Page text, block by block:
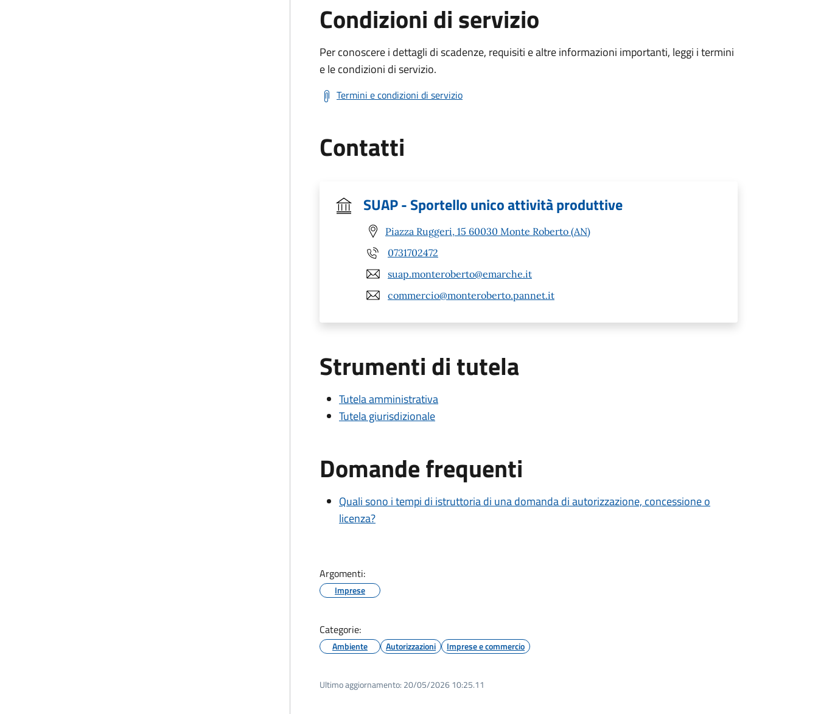
Condizioni di servizio
Per conoscere i dettagli di scadenze, requisiti e altre informazioni importanti, leggi i termini
e le condizioni di servizio.
Termini e condizioni di servizio
Contatti
SUAP - Sportello unico attività produttive
Piazza Ruggeri, 15 60030 Monte Roberto (AN)
0731702472
suap.monteroberto@emarche.it
commercio@monteroberto.pannet.it
Strumenti di tutela
Tutela amministrativa
Tutela giurisdizionale
Domande frequenti
Quali sono i tempi di istruttoria di una domanda di autorizzazione, concessione o
licenza?
Argomenti:
Imprese
Categorie:
Ambiente Autorizzazioni Imprese e commercio
Ultimo aggiornamento: 20/05/2026 10:25.11